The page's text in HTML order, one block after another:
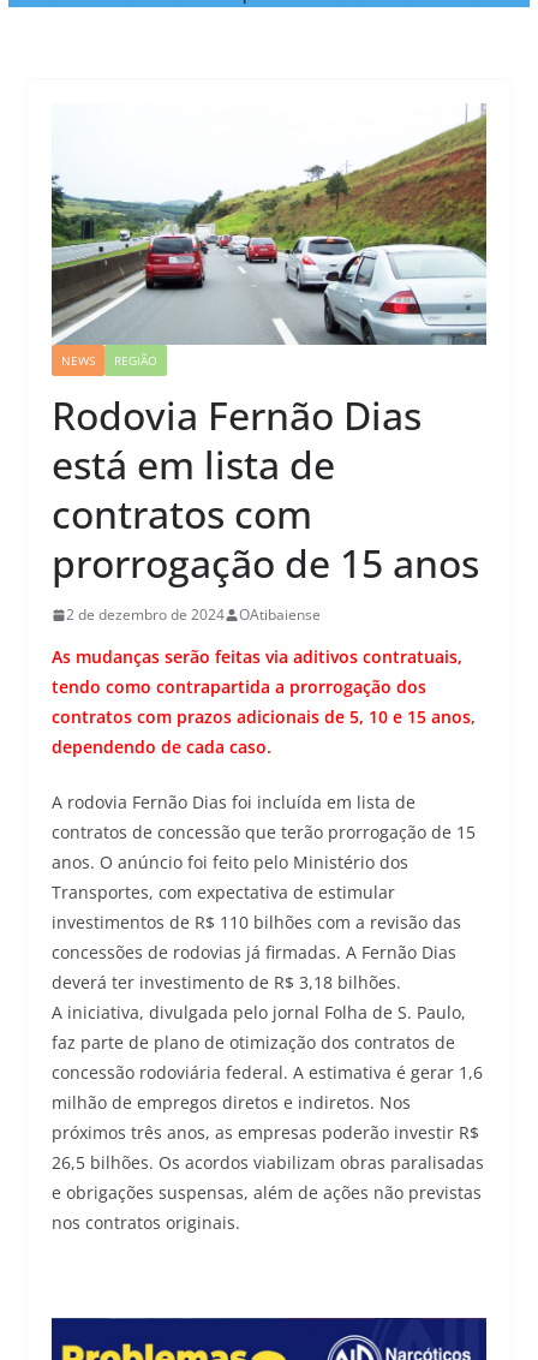
NEWS REGIÃO
Rodovia Fernão Dias
está em lista de
contratos com
prorrogação de 15 anos
2 de dezembro de 2024 OAtibaiense
As mudanças serão feitas via aditivos contratuais,
tendo como contrapartida a prorrogação dos
contratos com prazos adicionais de 5, 10 e 15 anos,
dependendo de cada caso.
A rodovia Fernão Dias foi incluída em lista de
contratos de concessão que terão prorrogação de 15
anos. O anúncio foi feito pelo Ministério dos
Transportes, com expectativa de estimular
investimentos de R$ 110 bilhões com a revisão das
concessões de rodovias já firmadas. A Fernão Dias
deverá ter investimento de R$ 3,18 bilhões.
A iniciativa, divulgada pelo jornal Folha de S. Paulo,
faz parte de plano de otimização dos contratos de
concessão rodoviária federal. A estimativa é gerar 1,6
milhão de empregos diretos e indiretos. Nos
próximos três anos, as empresas poderão investir R$
26,5 bilhões. Os acordos viabilizam obras paralisadas
e obrigações suspensas, além de ações não previstas
nos contratos originais.